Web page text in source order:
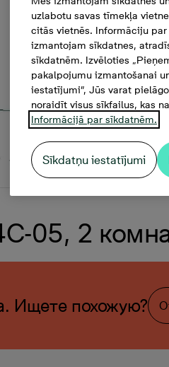
05, 2
Ищете похожую?
uzlabotu savas tīmekļa
citās vietnēs. Informāciju
izmantojam sīkdatnes,
sīkdatnēm. Izvēloties
pakalpojumu izmantošanai
iestatījumi”, Jūs varat
noraidīt visus sīkfailus, kas
Informācijā par sīkdatnēm.
Sīkdatņu iestatījumi